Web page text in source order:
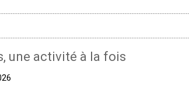
une activité à la fois